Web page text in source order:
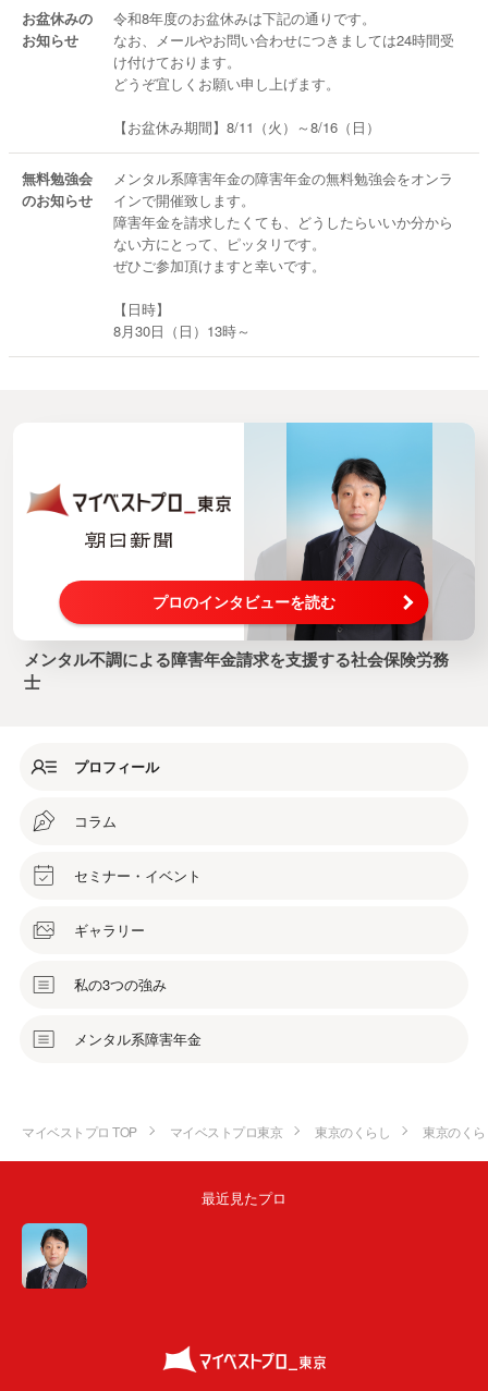
お盆休みの
お知らせ
令和8年度のお盆休みは下記の通りです。
なお、メールやお問い合わせにつきましては24時間受
け付けております。
どうぞ宜しくお願い申し上げます。
【お盆休み期間】8/11（火）～8/16（日）
無料勉強会
のお知らせ
メンタル系障害年金の障害年金の無料勉強会をオンラ
インで開催致します。
障害年金を請求したくても、どうしたらいいか分から
ない方にとって、ピッタリです。
ぜひご参加頂けますと幸いです。
【日時】
8月30日（日）13時～
プロのインタビューを読む
メンタル不調による障害年金請求を支援する社会保険労務
士
プロフィール
コラム
セミナー・イベント
ギャラリー
私の3つの強み
メンタル系障害年金
マイベストプロ TOP マイベストプロ東京 東京のくらし 東京のく
最近見たプロ